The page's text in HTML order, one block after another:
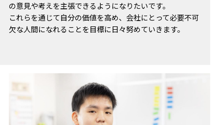
の意見や考えを主張できるようになりたいです。
これらを通じて自分の価値を高め、会社にとって必要不可
欠な人間になれることを目標に日々努めていきます。